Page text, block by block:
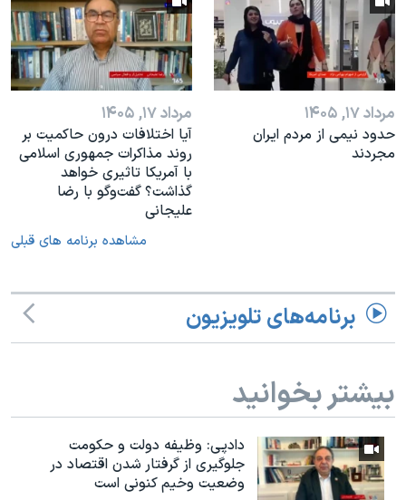
مرداد ۱۷, ۱۴۰۵
حدود نیمی از مردم ایران
مجردند
مرداد ۱۷, ۱۴۰۵
آیا اختلافات درون حاکمیت بر
روند مذاکرات جمهوری اسلامی
با آمریکا تاثیری خواهد
گذاشت؟ گفت‌وگو با رضا
علیجانی
مشاهده برنامه های قبلی
برنامه‌های تلویزیون
بیشتر بخوانید
دادپی: وظیفه دولت و حکومت
جلوگیری از گرفتار شدن اقتصاد در
وضعیت وخیم کنونی است